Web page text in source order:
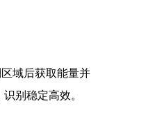
域后获取能量并
别稳定高效。